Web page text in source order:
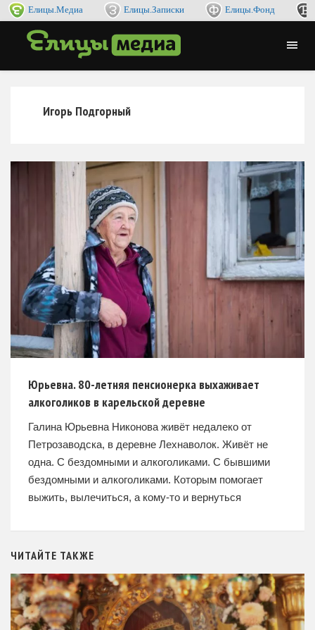
Елицы.Медиа Елицы.Записки Елицы.Фонд
Игорь Подгорный
Юрьевна. 80-летняя пенсионерка выхаживает
алкоголиков в карельской деревне
Галина Юрьевна Никонова живёт недалеко от
Петрозаводска, в деревне Лехнаволок. Живёт не
одна. С бездомными и алкоголиками. C бывшими
бездомными и алкоголиками. Которым помогает
выжить, вылечиться, а кому-то и вернуться
ЧИТАЙТЕ ТАКЖЕ